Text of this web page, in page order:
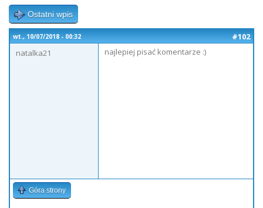
Ostatni wpis
wt., 10/07/2018 - 00:32
#102
natalka21
najlepiej pisać komentarze :)
Góra strony